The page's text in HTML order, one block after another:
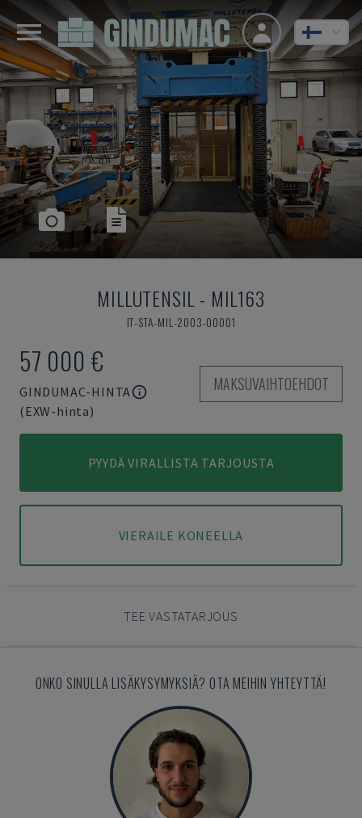
MILLUTENSIL - MIL163
IT-STA-MIL-2003-00001
57 000 €
GINDUMAC-HINTA
(EXW-hinta)
MAKSUVAIHTOEHDOT
PYYDÄ VIRALLISTA TARJOUSTA
VIERAILE KONEELLA
TEE VASTATARJOUS
ONKO SINULLA LISÄKYSYMYKSIÄ? OTA MEIHIN YHTEYTTÄ!